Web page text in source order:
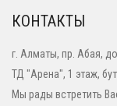
КОНТАКТЫ
г. Алматы, пр. Абая,
ТД "Арена", 1 этаж,
Мы рады встретить